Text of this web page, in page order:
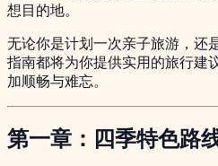
想目的地。
无论你是计划一次亲子旅游，还
指南都将为你提供实用的旅行建
加顺畅与难忘。
第一章：四季特色路